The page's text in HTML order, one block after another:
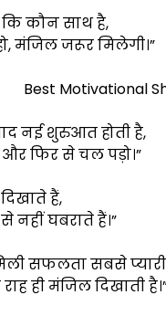
कि कौन साथ है,
मंजिल जरूर मिलेगी।”
नई शुरुआत होती है,
फिर से चल पड़ो।”
हैं,
नहीं घबराते हैं।”
सफलता सबसे प्यारी
ही मंजिल दिखाती